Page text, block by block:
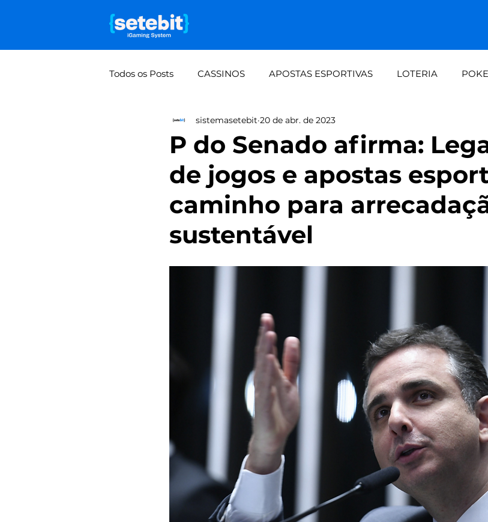
Todos os Posts CASSINOS APOSTAS ESPORTIVAS LOTERIA
Falta de visão de lucro por modalid Demanda crescente aos fins de seman
Rifas e bolões: do manual à automaç Painel do apostador Setebit vs expe
P do Senado afirma:
de jogos e apostas
caminho para
sustentável
sistemasetebit 20 de abr. de 2023